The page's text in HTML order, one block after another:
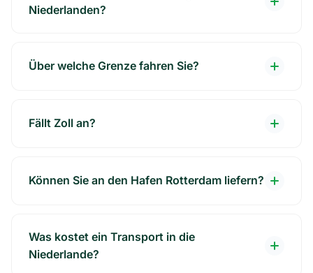
Niederlanden?
Über welche Grenze fahren Sie?
Fällt Zoll an?
Können Sie an den Hafen Rotterdam liefern?
Was kostet ein Transport in die
Niederlande?